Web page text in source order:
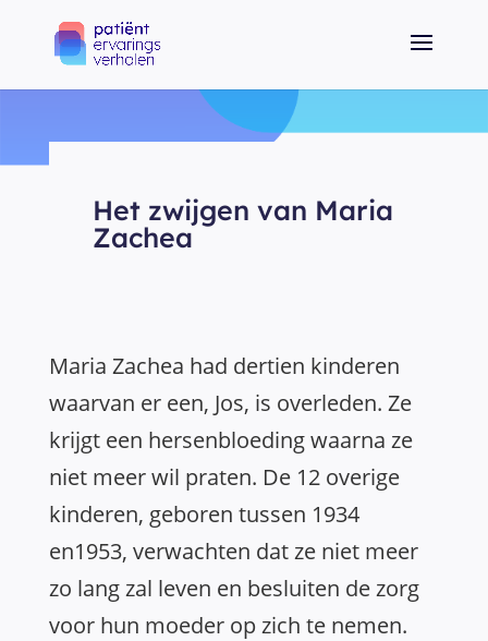
Het zwijgen van Maria
Zachea
Maria Zachea had dertien kinderen
waarvan er een, Jos, is overleden. Ze
krijgt een hersenbloeding waarna ze
niet meer wil praten. De 12 overige
kinderen, geboren tussen 1934
en1953, verwachten dat ze niet meer
zo lang zal leven en besluiten de zorg
voor hun moeder op zich te nemen.